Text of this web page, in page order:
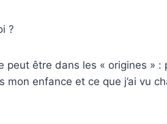
?
peut être dans les « origines » :
mon enfance et ce que j’ai vu